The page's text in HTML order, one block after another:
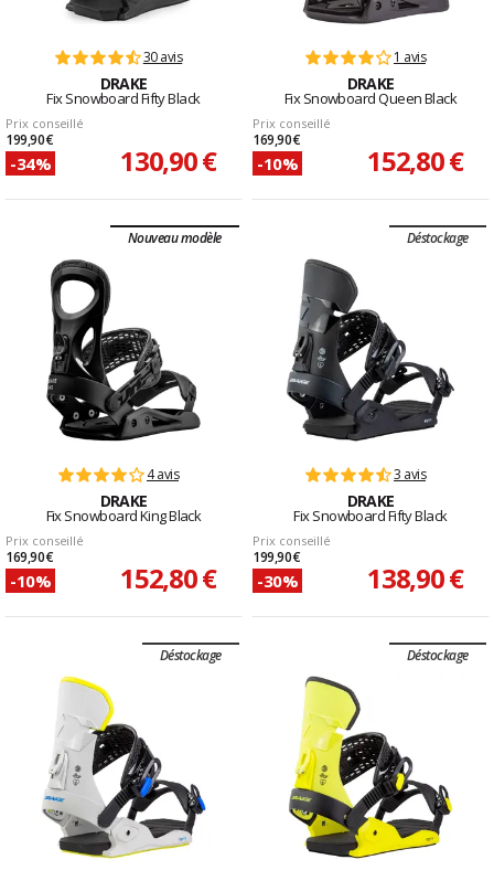
30 avis
DRAKE
Fix Snowboard Fifty Black
Prix conseillé
199,90 €
-34% 130,90 €
1 avis
DRAKE
Fix Snowboard Queen Black
Prix conseillé
169,90 €
-10% 152,80 €
Nouveau modèle
4 avis
DRAKE
Fix Snowboard King Black
Prix conseillé
169,90 €
-10% 152,80 €
Déstockage
3 avis
DRAKE
Fix Snowboard Fifty Black
Prix conseillé
199,90 €
-30% 138,90 €
Déstockage Déstockage